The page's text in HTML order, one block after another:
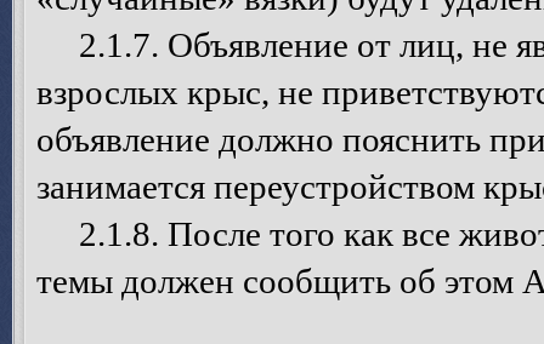
2.1.7. Объявление от лиц, не
взрослых крыс, не
объявление должно пояснить
занимается переустройством
2.1.8. После того как все
темы должен сообщить об этом